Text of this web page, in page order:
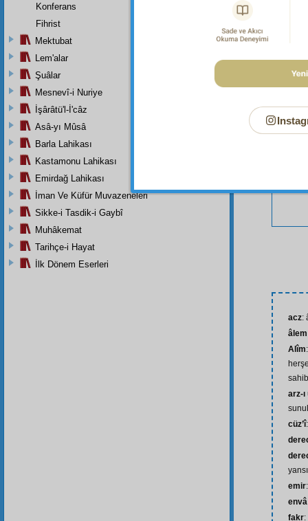
acz:
âlem
Alîm
arz-
cüz’î
emir
envâ
fakr
Konferans
Fihrist
Mektubat
Lem'alar
Şuâlar
Mesnevî-i Nuriye
İşârâtü'l-İ'câz
Asâ-yı Mûsâ
Barla Lahikası
Kastamonu Lahikası
Emirdağ Lahikası
İman Ve Küfür Muvazeneleri
Sikke-i Tasdik-i Gaybî
Muhâkemat
Tarihçe-i Hayat
İlk Dönem Eserleri